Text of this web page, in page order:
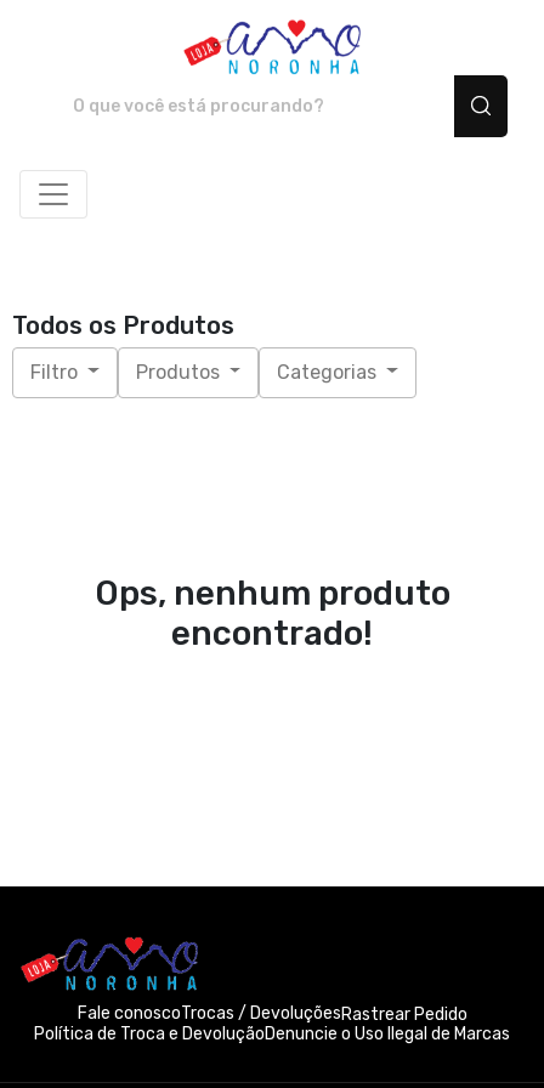
Todos os Produtos
Filtro Produtos Categorias
Ops, nenhum produto
encontrado!
Fale conoscoTrocas / DevoluçõesRastrear Pedido
Política de Troca e DevoluçãoDenuncie o Uso Ilegal de Marcas